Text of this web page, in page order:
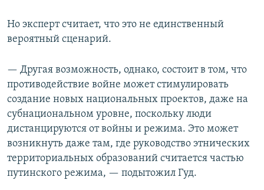
Но эксперт считает, что это не единственный
вероятный сценарий.
— Другая возможность, однако, состоит в том, что
противодействие войне может стимулировать
создание новых национальных проектов, даже на
субнациональном уровне, поскольку люди
дистанцируются от войны и режима. Это может
возникнуть даже там, где руководство этнических
территориальных образований считается частью
путинского режима, — подытожил Гуд.